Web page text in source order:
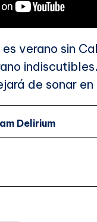
verano sin
de sonar
Delirium